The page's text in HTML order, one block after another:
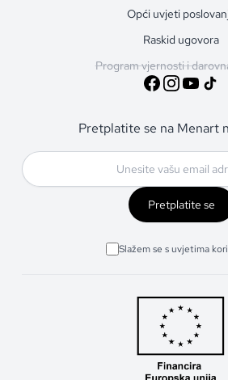
Opći uvjeti
Raskid ugovora
Program vjernosti i
Pretplatite se na Menart
Pretplatite se
Slažem se s uvjetima